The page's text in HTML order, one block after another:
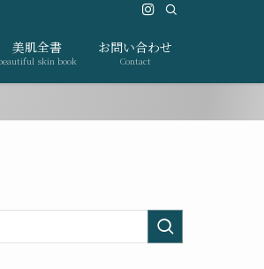
美肌全書
skin book
お問い合わせ
Contact